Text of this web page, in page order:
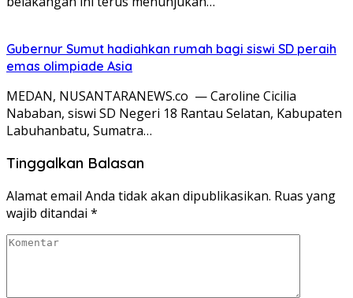
Gubernur Sumut hadiahkan rumah bagi siswi SD peraih
emas olimpiade Asia
MEDAN, NUSANTARANEWS.co — Caroline Cicilia
Nababan, siswi SD Negeri 18 Rantau Selatan, Kabupaten
Labuhanbatu, Sumatra…
Tinggalkan Balasan
Alamat email Anda tidak akan dipublikasikan. Ruas yang
wajib ditandai *